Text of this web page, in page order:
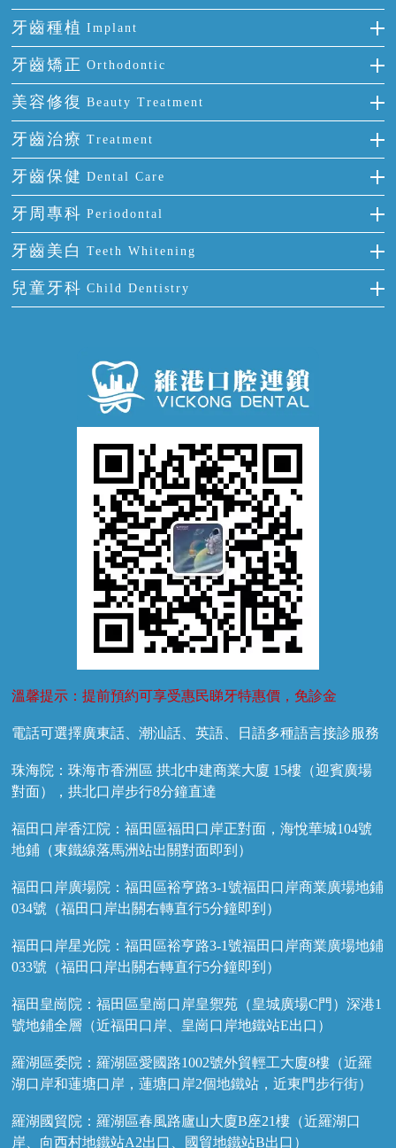
牙齒種植 Implant
種牙
單顆牙缺失
門牙缺失
多顆牙缺失
半口缺失
全口缺失
牙齒矯正 Orthodontic
隱形箍牙
前牙反頜
牙齒擁擠
牙齒前突
牙齒稀疏
美容修復 Beauty Treatment
全瓷牙
烤瓷牙
氟斑牙
四環素牙
活動假牙
牙貼面
牙齒治療 Treatment
補牙
智齒
根管治療
拔牙
牙痛
牙齒保健 Dental Care
正確刷牙
全國愛牙日
預防牙病
牙科通識
牙周專科 Periodontal
牙周炎
牙齦出血
牙齦炎
牙齦萎縮
牙齒美白 Teeth Whitening
冷光美白
兒童牙科 Child Dentistry
溫馨提示：提前預約可享受惠民睇牙特惠價，免診金
電話可選擇廣東話、潮汕話、英語、日語多種語言接診服務
珠海院：珠海市香洲區 拱北中建商業大廈 15樓（迎賓廣場
對面），拱北口岸步行8分鐘直達
福田口岸香江院：福田區福田口岸正對面，海悅華城104號
地鋪（東鐵線落馬洲站出關對面即到）
福田口岸廣場院：福田區裕亨路3-1號福田口岸商業廣場地鋪
034號（福田口岸出關右轉直行5分鐘即到）
福田口岸星光院：福田區裕亨路3-1號福田口岸商業廣場地鋪
033號（福田口岸出關右轉直行5分鐘即到）
福田皇崗院：福田區皇崗口岸皇禦苑（皇城廣場C門）深港1
號地鋪全層（近福田口岸、皇崗口岸地鐵站E出口）
羅湖區委院：羅湖區愛國路1002號外貿輕工大廈8樓（近羅
湖口岸和蓮塘口岸，蓮塘口岸2個地鐵站，近東門步行街）
羅湖國貿院：羅湖區春風路廬山大廈B座21樓（近羅湖口
岸、向西村地鐵站A2出口、國貿地鐵站B出口）